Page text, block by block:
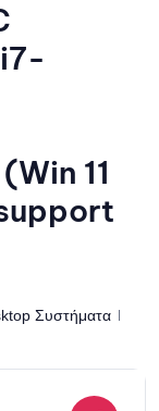
11
Συστήματα